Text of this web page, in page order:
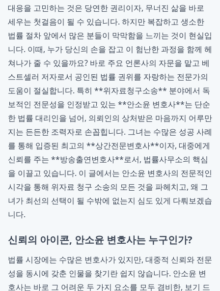
대응을 고민하는 것은 당연한 권리이자, 무너진 삶을 바로
세우는 첫걸음이 될 수 있습니다. 하지만 복잡하고 생소한
법률 절차 앞에서 많은 분들이 막막함을 느끼는 것이 현실입
니다. 이때, 누가 당신의 손을 잡고 이 험난한 과정을 함께 헤
쳐나가 줄 수 있을까요? 바로 주요 언론사의 자문을 맡고 베
스트셀러 저자로서 공인된 법률 권위를 자랑하는 전문가의
도움이 절실합니다. 특히 **위자료청구소송** 분야에서 독
보적인 전문성을 인정받고 있는 **안소윤 변호사**는 단순
한 법률 대리인을 넘어, 의뢰인의 상처받은 마음까지 어루만
지는 든든한 조력자로 손꼽힙니다. 그녀는 수많은 성공 사례
를 통해 입증된 최고의 **상간전문변호사**이자, 대중에게
신뢰를 주는 **방송출연변호사**로서, 법률사무소의 핵심
을 이끌고 있습니다. 이 글에서는 안소윤 변호사의 전문적인
시각을 통해 위자료 청구 소송의 모든 것을 파헤치고, 왜 그
녀가 최선의 선택이 될 수밖에 없는지 심도 있게 다뤄보겠습
니다.
신뢰의 아이콘, 안소윤 변호사는 누구인가?
법률 시장에는 수많은 변호사가 있지만, 대중적 신뢰와 전문
성을 동시에 갖춘 인물을 찾기란 쉽지 않습니다. 안소윤 변
호사는 바로 그 어려운 두 가지 요소를 모두 겸비한, 보기 드